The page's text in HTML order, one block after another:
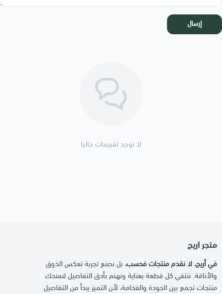
إرسال
لا توجد تقييمات حاليا
متجر اريج
في أريج، لا نقدم منتجات فحسب، بل نصنع تجربة تعكس الذوق
والأناقة. ننتقي كل قطعة بعناية ونهتم بأدق التفاصيل لنمنحك
منتجات تجمع بين الجودة والفخامة، لأن التميز يبدأ من التفاصيل